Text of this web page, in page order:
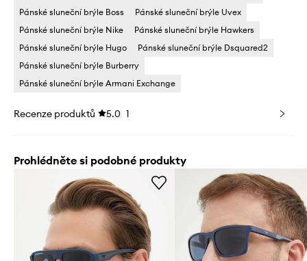
Pánské sluneční brýle Boss
Pánské sluneční brýle Uvex
Pánské sluneční brýle Nike
Pánské sluneční brýle Hawkers
Pánské sluneční brýle Hugo
Pánské sluneční brýle Dsquared2
Pánské sluneční brýle Burberry
Pánské sluneční brýle Armani Exchange
Recenze produktů 5.0 1
Prohlédněte si podobné produkty